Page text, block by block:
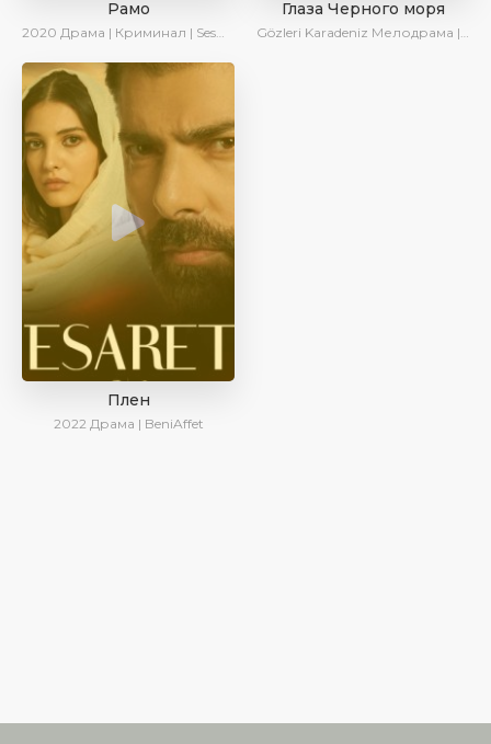
Рамо
2020 Драма | Криминал | SesDizi | Ирина Котова
Глаза Черного моря
Gözleri Karadeniz Мелодрама | Драма | Новинки | Сериалы 2025
Плен
2022 Драма | BeniAffet